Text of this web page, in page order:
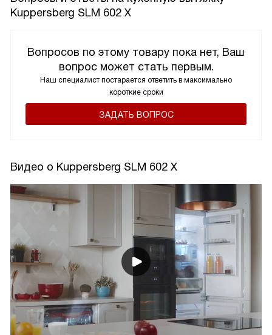
Kuppersberg SLM 602 X
Вопросов по этому товару пока нет, Ваш
вопрос может стать первым.
Наш специалист постарается ответить в максимально
короткие сроки
ЗАДАТЬ ВОПРОС
Видео о Kuppersberg SLM 602 X